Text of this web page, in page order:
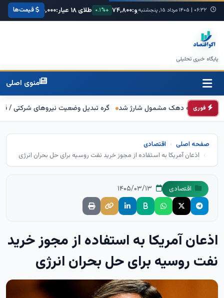
۰۶:۳۲ | ۱۴۰۵ مرداد ۱۵, پنجشنبه ۶۸,۴۲۰ +۰.۳% یورو:۷۴,۸۰۰ +۰.۱% طلای ۱۸ عیار: ۳,۸۵۰,۰۰۰ +۱.۲% سکه
قیمت‌ها
پایگاه خبری تحلیلی
منوی اصلی
فوری
سه دهک مشمول شارژ شد گره تبدیل وضعیت نیروهای شرکتی / قانون مانع
صفحه اصلی
اقتصادی
اذعان آمریکا به استفاده از مجوز خرید نفت روسیه برای حل بحران انرژی
اقتصادی
اذعان آمریکا به استفاده از مجوز خرید
نفت روسیه برای حل بحران انرژی